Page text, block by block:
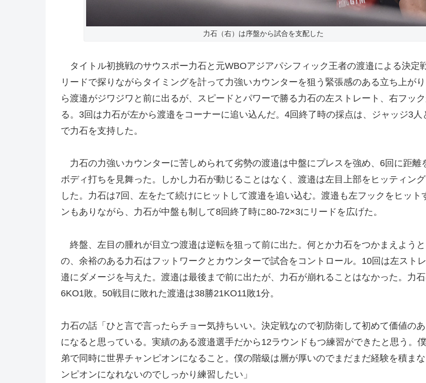
力石（右）は序盤から試合を支配した
タイトル初挑戦のサウスポー力石と元WBOアジアパシフィック王者の渡邉による決定
リードで探りながらタイミングを計って力強いカウンターを狙う緊張感のある立ち上が
ら渡邉がジワジワと前に出るが、スピードとパワーで勝る力石の左ストレート、右フッ
る。3回は力石が左から渡邉をコーナーに追い込んだ。4回終了時の採点は、ジャッジ3人
で力石を支持した。
力石の力強いカウンターに苦しめられて劣勢の渡邉は中盤にプレスを強め、6回に距離
ボディ打ちを見舞った。しかし力石が動じることはなく、渡邉は左目上部をヒッティン
した。力石は7回、左をたて続けにヒットして渡邉を追い込む。渡邉も左フックをヒット
ンもありながら、力石が中盤も制して8回終了時に80-72×3にリードを広げた。
終盤、左目の腫れが目立つ渡邉は逆転を狙って前に出た。何とか力石をつかまえよう
の、余裕のある力石はフットワークとカウンターで試合をコントロール。10回は左スト
邉にダメージを与えた。渡邉は最後まで前に出たが、力石が崩れることはなかった。力
6KO1敗。50戦目に敗れた渡邉は38勝21KO11敗1分。
力石の話「ひと言で言ったらチョー気持ちいい。決定戦なので初防衛して初めて価値の
になると思っている。実績のある渡邉選手だから12ラウンドもつ練習ができたと思う。
弟で同時に世界チャンピオンになること。僕の階級は層が厚いのでまだまだ経験を積ま
ンピオンになれないのでしっかり練習したい」